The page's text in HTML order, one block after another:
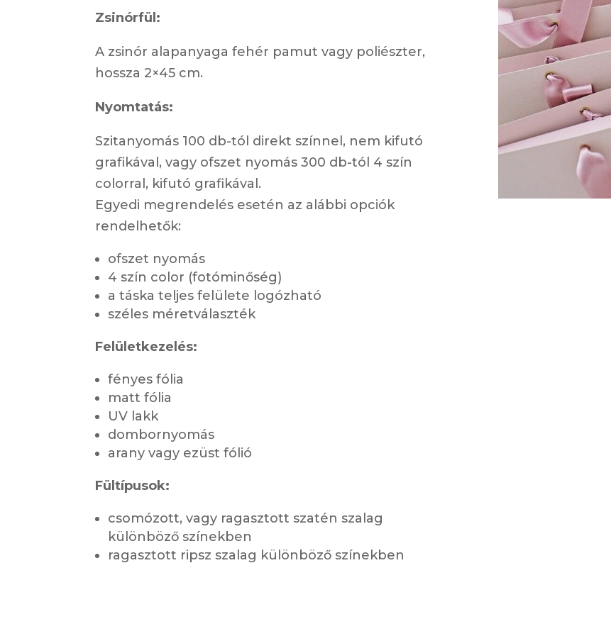
Zsinórfül:
A zsinór alapanyaga fehér pamut vagy poliészter,
hossza 2×45 cm.
Nyomtatás:
Szitanyomás 100 db-tól direkt színnel, nem kifutó
grafikával, vagy ofszet nyomás 300 db-tól 4 szín
colorral, kifutó grafikával.
Egyedi megrendelés esetén az alábbi opciók
rendelhetők:
ofszet nyomás
4 szín color (fotóminőség)
a táska teljes felülete logózható
széles méretválaszték
Felületkezelés:
fényes fólia
matt fólia
UV lakk
dombornyomás
arany vagy ezüst fólió
Fültípusok:
csomózott, vagy ragasztott szatén szalag
különböző színekben
ragasztott ripsz szalag különböző színekben